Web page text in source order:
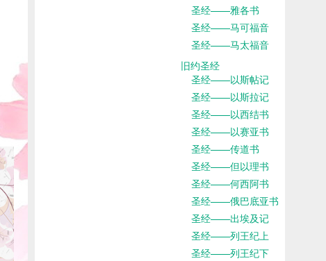
圣经——雅各书
圣经——马可福音
圣经——马太福音
旧约圣经
圣经——以斯帖记
圣经——以斯拉记
圣经——以西结书
圣经——以赛亚书
圣经——传道书
圣经——但以理书
圣经——何西阿书
圣经——俄巴底亚书
圣经——出埃及记
圣经——列王纪上
圣经——列王纪下